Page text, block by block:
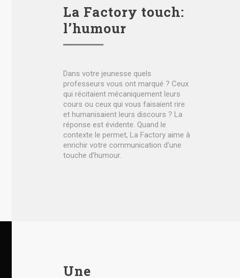
La Factory touch:
l’humour
Dans votre jeunesse quels
professeurs vous ont marqué ? Ceux
qui récitaient mécaniquement leurs
cours ou ceux qui vous faisaient rire
et humanisaient leurs discours ? La
réponse est évidente. Quand le
contexte le permet, La Factory aime à
enrichir votre communication d’une
touche d’humour.
Une